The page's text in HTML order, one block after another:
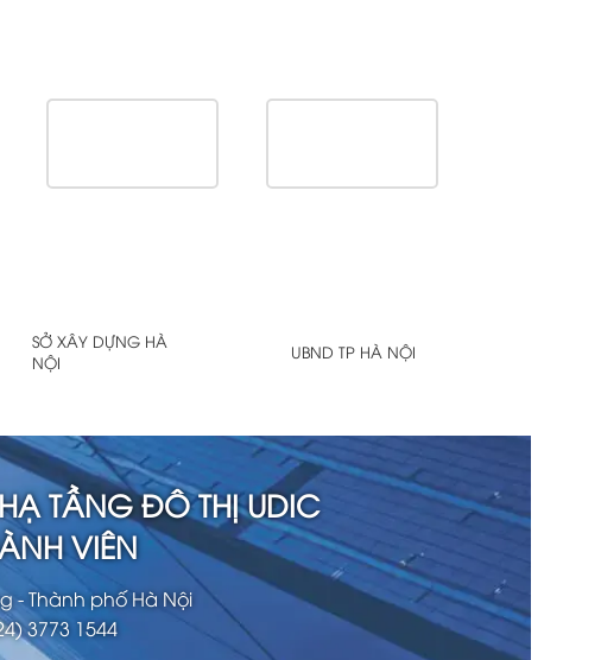
SỞ XÂY DỰNG HÀ
NỘI
UBND TP HÀ NỘI
TẦNG ĐÔ THỊ UDIC
VIÊN
- Thành phố Hà Nội
3773 1544